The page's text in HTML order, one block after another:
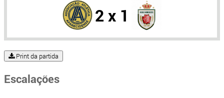
2 x 1
Print da partida
Escalações